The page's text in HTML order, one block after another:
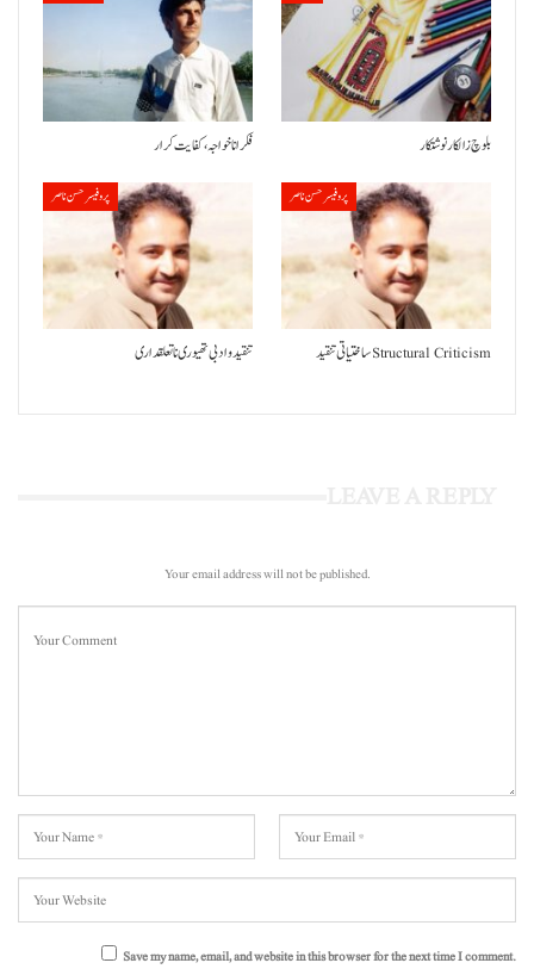
فکر انا خواجہ، کفایت کرار بلوچ زالکار نوشتکار
پروفیسر حسن ناصر
تنقید و ادبی تھیوری نا تعلقداری
پروفیسر حسن ناصر
ساختیاتی تنقید Structural Criticism
Your email address will not be published.
Save my name, email, and website in this browser for the next time I comment.